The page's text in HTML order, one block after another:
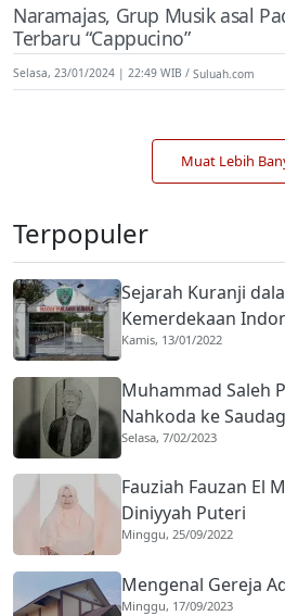
Naramajas, Grup Musik asal
Terbaru “Cappucino”
Selasa, 23/01/2024 | 22:49 WIB Suluah.com
Muat Lebih
Terpopuler
Sejarah Kuranji
Kemerdekaan
Kuranji
Kamis, 13/01/2022
Muhammad Saleh
Nahkoda ke
Selasa, 7/02/2023
Fauziah Fauzan El
Diniyyah Puteri
Minggu, 25/09/2022
Mengenal Gereja
Minggu, 17/09/2023